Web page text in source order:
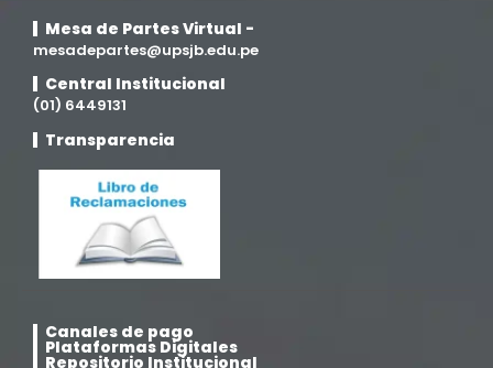
Noticias
Posgrado
Psicología
Mesa de Partes Virtual -
mesadepartes@upsjb.edu.pe
Central Institucional
(01) 6449131
Transparencia
Canales de pago
Plataformas Digitales
Repositorio Institucional